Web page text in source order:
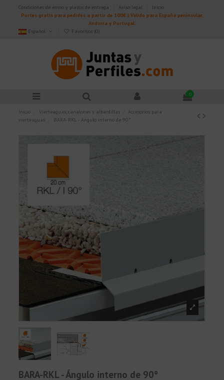
Condiciones de envío y plazos de entrega Aviso legal
Inicio
Portes gratis para pedidos a partir de 100€ | Válido para España peninsular,
Andorra y Portugal.
Español
Favoritos (0)
0
Inicio Vierteaguas, canalones y albardillas
Accesorios para
vierteaguas
BARA-RKL - Ángulo interno de 90°
BARA-RKL - Ángulo interno de 90°